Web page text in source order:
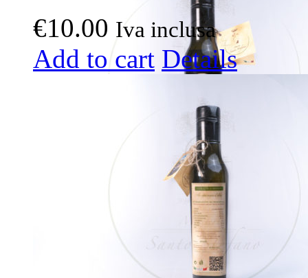
€10.00 Iva inclusa
Add to cart Details